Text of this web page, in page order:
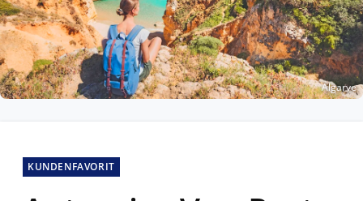
Algarve
KUNDENFAVORIT